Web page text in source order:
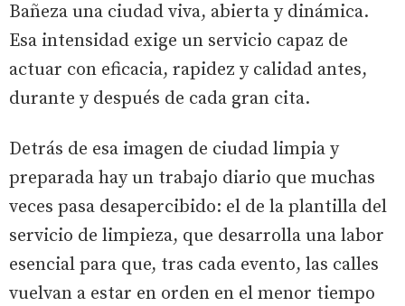
Bañeza una ciudad viva, abierta y dinámica.
Esa intensidad exige un servicio capaz de
actuar con eficacia, rapidez y calidad antes,
durante y después de cada gran cita.
Detrás de esa imagen de ciudad limpia y
preparada hay un trabajo diario que muchas
veces pasa desapercibido: el de la plantilla del
servicio de limpieza, que desarrolla una labor
esencial para que, tras cada evento, las calles
vuelvan a estar en orden en el menor tiempo